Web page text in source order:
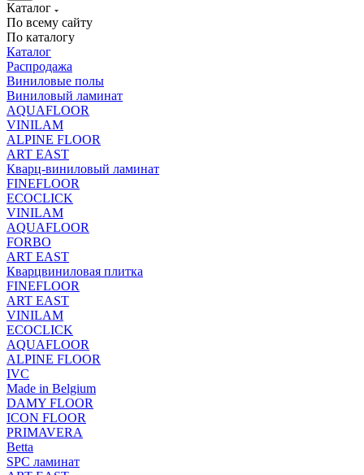
Каталог
По всему сайту
По каталогу
Каталог
Распродажа
Виниловые полы
Виниловый ламинат
AQUAFLOOR
VINILAM
ALPINE FLOOR
ART EAST
Кварц-виниловый ламинат
FINEFLOOR
ECOCLICK
VINILAM
AQUAFLOOR
FORBO
ART EAST
Кварцвиниловая плитка
FINEFLOOR
ART EAST
VINILAM
ECOCLICK
AQUAFLOOR
ALPINE FLOOR
IVC
Made in Belgium
DAMY FLOOR
ICON FLOOR
PRIMAVERA
Betta
SPC ламинат